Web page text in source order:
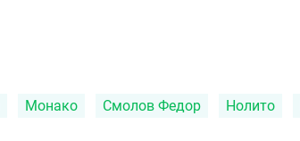
Монако Смолов Федор Нолито